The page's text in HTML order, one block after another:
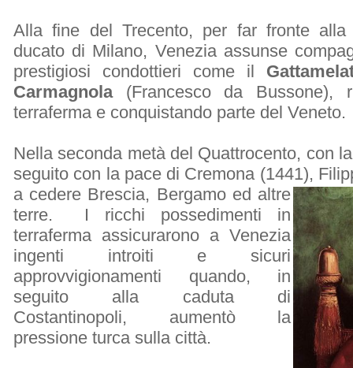
Alla fine del Trecento, per far fronte alla
ducato di Milano, Venezia assunse
prestigiosi condottieri come il
Carmagnola(Francesco da Bussone),
terraferma e conquistando parte del Veneto.
Nella seconda metà del Quattrocento, con
seguito con la pace di Cremona (1441),
a cedere Brescia, Bergamo ed altre
terre. I ricchi possedimenti in
terraferma assicurarono a Venezia
ingenti introiti e sicuri
approvvigionamenti quando, in
seguito alla caduta di
Costantinopoli, aumentò la
pressione turca sulla città.